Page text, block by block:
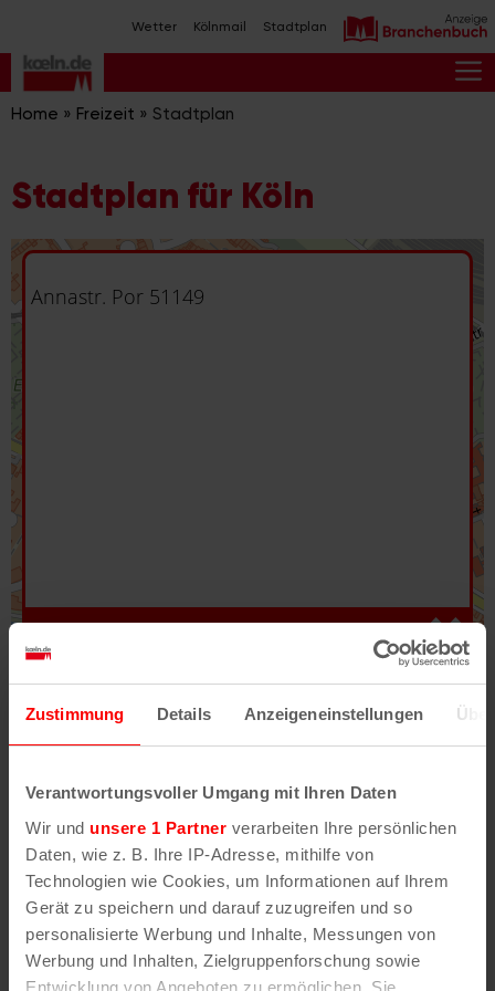
Zustimmung Details Anzeigeneinstellungen
Verantwortungsvoller Umgang mit Ihren Daten
Wir und unsere 1 Partner verarbeiten Ihre persönlichen
Daten, wie z. B. Ihre IP-Adresse, mithilfe von
Technologien wie Cookies, um Informationen auf Ihrem
Gerät zu speichern und darauf zuzugreifen und so
personalisierte Werbung und Inhalte, Messungen von
Werbung und Inhalten, Zielgruppenforschung sowie
Entwicklung von Angeboten zu ermöglichen. Sie
Inhalt
springen
Wetter Kölnmail Stadtplan
Home » Freizeit » Stadtplan
Stadtplan für Köln
Fehler/Problem melden
Darstellung des RVR-Kartenwerks
Stadtplanwerk
erhältst Du unsere koeln.de-Karte mit vielen
weiteren Details wie z.B. Hausnummern.
Unser Stadtplan basiert auf Daten des
OpenStreetMap
-Projekts (
© OpenStreetMap
Mitwirkende
) und von OpenCycleMap.org